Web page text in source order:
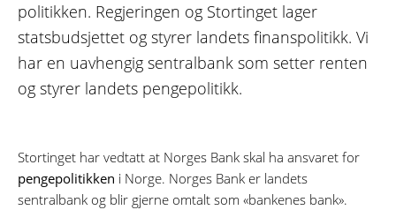
politikken. Regjeringen og Stortinget lager
statsbudsjettet og styrer landets finanspolitikk. Vi
har en uavhengig sentralbank som setter renten
og styrer landets pengepolitikk.
Stortinget har vedtatt at Norges Bank skal ha ansvaret for
pengepolitikken i Norge. Norges Bank er landets
sentralbank og blir gjerne omtalt som «bankenes bank».